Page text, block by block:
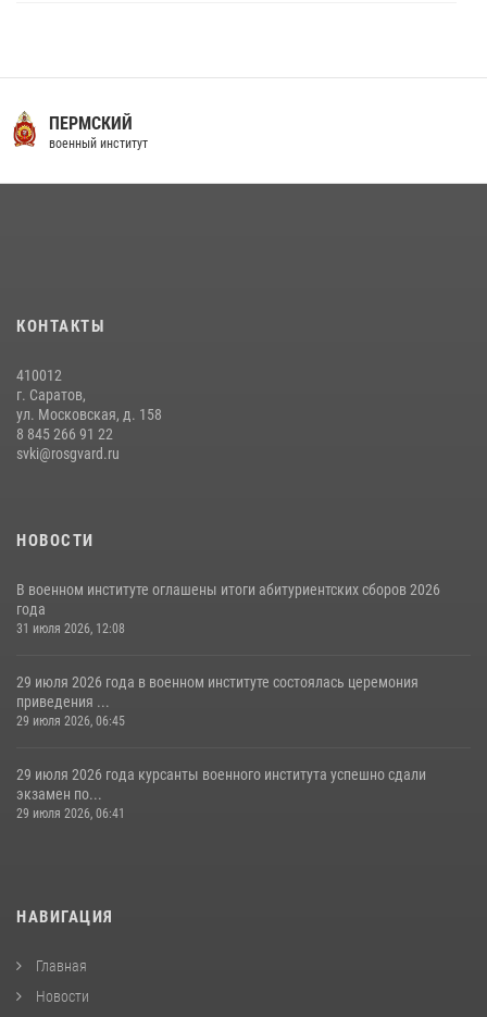
16 июля 2026, 12:29 3
29 июля 2026 года курсанты военного института успешно сдали
экзамен по вождению
ПЕРМСКИЙ
военный институт
КОНТАКТЫ
410012
г. Саратов,
ул. Московская, д. 158
8 845 266 91 22
svki@rosgvard.ru
НОВОСТИ
В военном институте оглашены итоги абитуриентских сборов 2026
года
31 июля 2026, 12:08
29 июля 2026 года в военном институте состоялась церемония
приведения ...
29 июля 2026, 06:45
29 июля 2026 года курсанты военного института успешно сдали
экзамен по...
29 июля 2026, 06:41
НАВИГАЦИЯ
Главная
Новости